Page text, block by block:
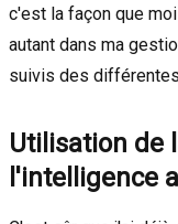
c'est la façon que
autant dans ma
suivis des
Utilisation de
l'intelligence